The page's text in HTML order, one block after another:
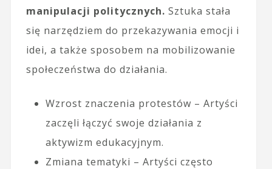
manipulacji politycznych. Sztuka stała
się narzędziem do przekazywania emocji i
idei, a także sposobem na mobilizowanie
społeczeństwa do działania.
Wzrost znaczenia protestów – Artyści
zaczęli łączyć swoje działania z
aktywizm edukacyjnym.
Zmiana tematyki – Artyści często